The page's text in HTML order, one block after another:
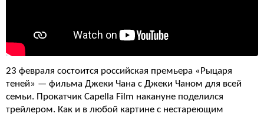
23 февраля состоится российская премьера «Рыцаря
теней» — фильма Джеки Чана с Джеки Чаном для всей
семьи. Прокатчик Capella Film накануне поделился
трейлером. Как и в любой картине с нестареющим